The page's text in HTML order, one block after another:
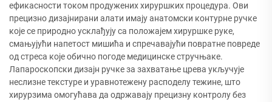
ефикасности током продужених хируршких процедура. Ови
прецизно дизајнирани алати имају анатомски контурне ручке
које се природно усклађују са положајем хируршке руке,
смањујући напетост мишића и спречавајући повратне повреде
од стреса које обично погоде медицинске стручњаке.
Лапароскопски дизајн ручке за захватање црева укључује
неслизне текстуре и уравнотежену расподелу тежине, што
хирурзима омогућава да одржавају прецизну контролу без